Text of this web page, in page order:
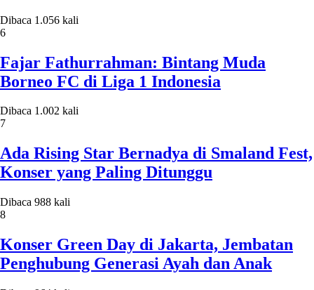
Dibaca 1.056 kali
6
Fajar Fathurrahman: Bintang Muda
Borneo FC di Liga 1 Indonesia
Dibaca 1.002 kali
7
Ada Rising Star Bernadya di Smaland Fest,
Konser yang Paling Ditunggu
Dibaca 988 kali
8
Konser Green Day di Jakarta, Jembatan
Penghubung Generasi Ayah dan Anak